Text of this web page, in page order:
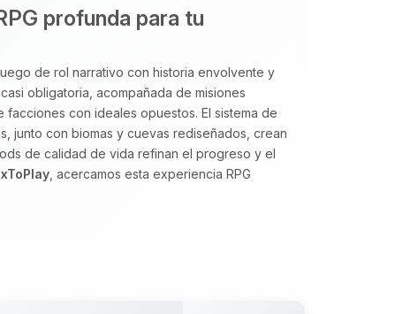
profunda para tu
de rol narrativo con historia envolvente y
obligatoria, acompañada de misiones
con ideales opuestos. El sistema de
junto con biomas y cuevas rediseñados, crean
de calidad de vida refinan el progreso y el
, acercamos esta experiencia RPG